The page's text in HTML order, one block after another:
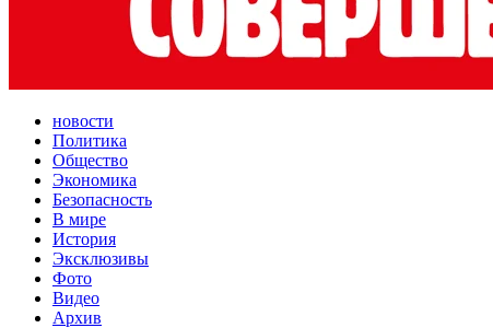
новости
Политика
Общество
Экономика
Безопасность
В мире
История
Эксклюзивы
Фото
Видео
Архив